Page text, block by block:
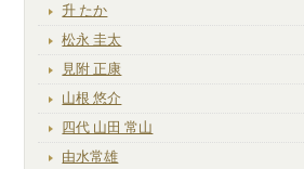
升 たか
松永 圭太
見附 正康
山根 悠介
四代 山田 常山
由水常雄